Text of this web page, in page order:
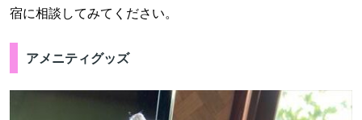
宿に相談してみてください。
アメニティグッズ